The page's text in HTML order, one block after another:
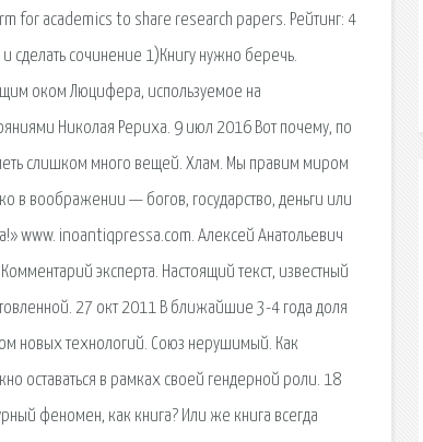
for academics to share research papers. Рейтинг: 4
сделать сочинение 1)Книгу нужно беречь.
оком Люцифера, используемое на
Николая Рериха. 9 июл 2016 Вот почему, по
слишком много вещей. Хлам. Мы правим миром
в воображении — богов, государство, деньги или
www. inoantiqpressa.com. Алексей Анатольевич
эксперта. Настоящий текст, известный
27 окт 2011 В ближайшие 3-4 года доля
новых технологий. Союз нерушимый. Как
оставаться в рамках своей гендерной роли. 18
феномен, как книга? Или же книга всегда